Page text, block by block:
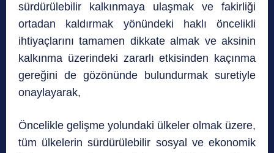
sürdürülebilir kalkınmaya ulaşmak ve fakirliği
ortadan kaldırmak yönündeki haklı öncelikli
ihtiyaçlarını tamamen dikkate almak ve aksinin
kalkınma üzerindeki zararlı etkisinden kaçınma
gereğini de gözönünde bulundurmak suretiyle
onaylayarak,
Öncelikle gelişme yolundaki ülkeler olmak üzere,
tüm ülkelerin sürdürülebilir sosyal ve ekonomik